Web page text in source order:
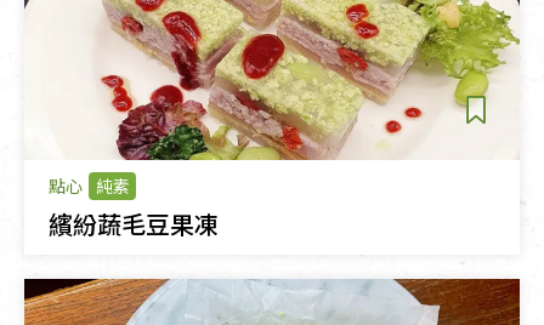
點心 純素
繽紛蔬毛豆果凍